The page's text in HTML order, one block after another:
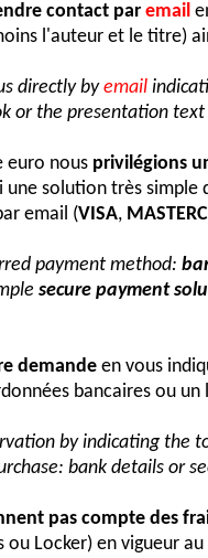
contact par email
l'auteur et le titre)
directly byemail
or the presentation
euro nous privilégions
une solution très simple
email (VISA,
payment method:
secure payment
demande en vous
bancaires ou
by indicating the
bank details or
pas compte des
ou Locker) en vigueur